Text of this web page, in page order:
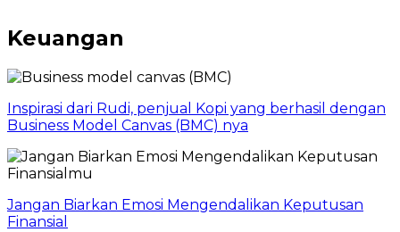
Keuangan
Inspirasi dari Rudi, penjual Kopi yang berhasil dengan
Business Model Canvas (BMC) nya
Jangan Biarkan Emosi Mengendalikan Keputusan
Finansial